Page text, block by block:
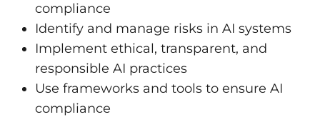
Apply data protection and privacy
principles
Ensure transparency, traceability, and
accountability
practices
compliance
Identify and manage risks in AI systems
Implement ethical, transparent, and
responsible AI practices
Use frameworks and tools to ensure AI
compliance